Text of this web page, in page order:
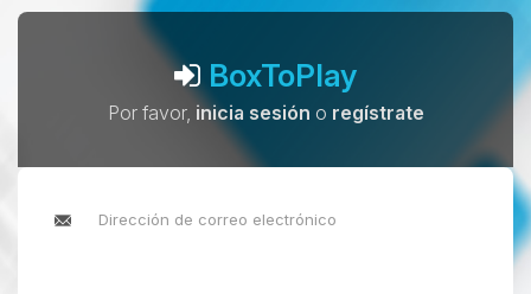
BoxToPlay
Por favor, inicia sesión o regístrate